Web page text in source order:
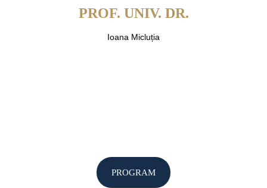
PROF. UNIV. DR.
Ioana Micluția
PROGRAM